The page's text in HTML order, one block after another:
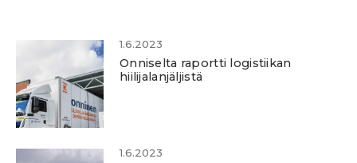
1.6.2023
Onniselta raportti logistiikan
hiilijalanjäljistä
1.6.2023